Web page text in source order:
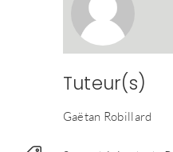
Tuteur(s)
Gaëtan Robillard